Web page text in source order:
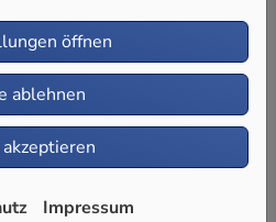
Fachbetrieb
öffnen
ablehnen
Impressum